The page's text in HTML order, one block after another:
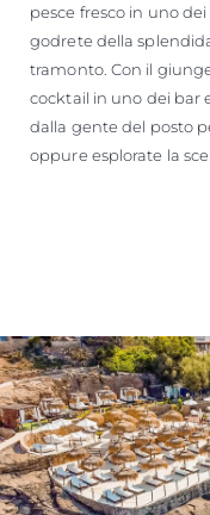
pesce fresco in uno
godrete della
tramonto. Con il
cocktail in uno dei bar
dalla gente del posto
oppure esplorate la